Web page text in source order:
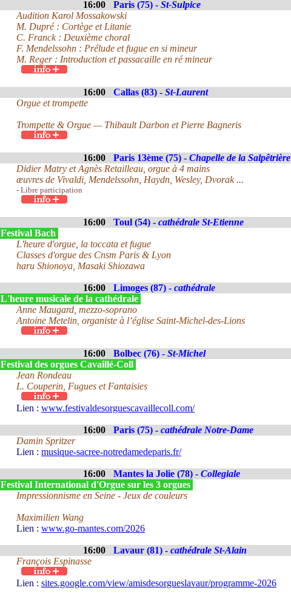
16:00
Paris (75) - St-Sulpice
Audition Karol Mossakowski
M. Dupré : Cortège et Litanie
C. Franck : Deuxième choral
F. Mendelssohn : Prélude et fugue en si mineur
M. Reger : Introduction et passacaille en ré mineur
16:00 Callas (83) - St-Laurent
Orgue et trompette
Trompette & Orgue — Thibault Darbon et Pierre Bagneris
16:00 Paris 13ème (75) - Chapelle de la Salpêtrière
Didier Matry et Agnès Retailleau, orgue à 4 mains
œuvres de Vivaldi, Mendelssohn, Haydn, Wesley, Dvorak ...
- Libre participation
16:00 Toul (54) - cathédrale St-Etienne
Festival Bach
L'heure d'orgue, la toccata et fugue
Classes d'orgue des Cnsm Paris & Lyon
haru Shionoya, Masaki Shiozawa
16:00 Limoges (87) - cathédrale
L'heure musicale de la cathédrale
Anne Maugard, mezzo-soprano
Antoine Metelin, organiste à l’église Saint-Michel-des-Lions
16:00 Bolbec (76) - St-Michel
Festival des orgues Cavaillé-Coll
Jean Rondeau
L. Couperin, Fugues et Fantaisies
Lien : www.festivaldesorguescavaillecoll.com/
16:00 Paris (75) - cathédrale Notre-Dame
Damin Spritzer
Lien : musique-sacree-notredamedeparis.fr/
16:00 Mantes la Jolie (78) - Collegiale
Festival International d'Orgue sur les 3 orgues
Impressionnisme en Seine - Jeux de couleurs
Maximilien Wang
Lien : www.go-mantes.com/2026
16:00 Lavaur (81) - cathédrale St-Alain
François Espinasse
Lien : sites.google.com/view/amisdesorgueslavaur/programme-2026